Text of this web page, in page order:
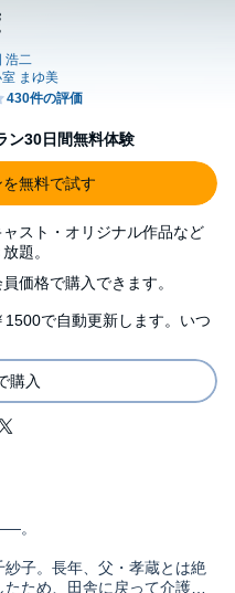
ン30日間無料体験
無料で試す
スト・オリジナル作品など
題。
価格で購入できます。
で自動更新します。いつ
購入
。
子。長年、父・孝蔵とは絶
ため、田舎に戻って介護を